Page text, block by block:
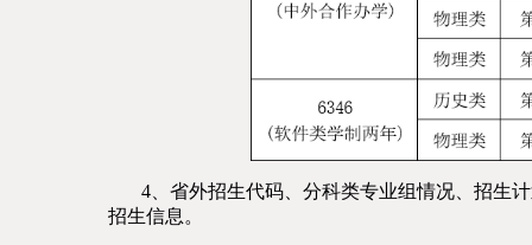
4、省外招生代码、分科类专业组情况、招生计
招生信息。